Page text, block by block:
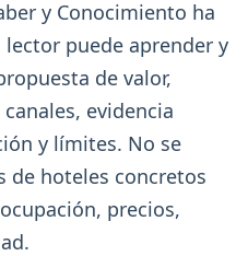
y Conocimiento ha
puede aprender y
de valor,
evidencia
y límites. No se
de hoteles concretos
precios,